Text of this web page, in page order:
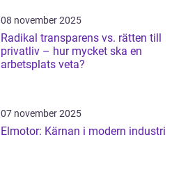
08 november 2025
Radikal transparens vs. rätten till
privatliv – hur mycket ska en
arbetsplats veta?
07 november 2025
Elmotor: Kärnan i modern industri